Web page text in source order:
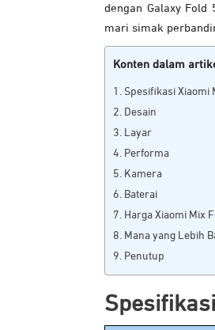
dengan Galaxy Fold
mari simak
Konten dalam
Spesifikasi Xiaomi
Desain
Layar
Performa
Kamera
Baterai
Harga Xiaomi Mix
Mana yang Lebih
Penutup